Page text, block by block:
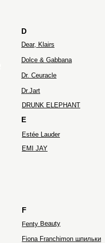
Dr. Ceuracle
Estée Lauder
EMI JAY
Fiona Franchimon шпильки
Fenty Beauty
Dr.Jart
DRUNK ELEPHANT
Dolce & Gabbana
Dear, Klairs
D
E
F